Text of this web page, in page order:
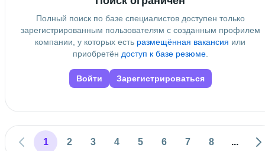
Полный поиск по базе специалистов доступен только
зарегистрированным пользователям с созданным профилем
компании, у которых есть размещённая вакансия или
приобретён доступ к базе резюме.
Войти Зарегистрироваться
1 2 3 4 5 6 7 8 ...